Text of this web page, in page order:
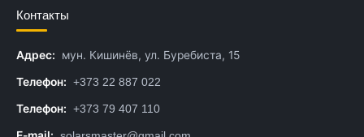
Контакты
Адрес: мун. Кишинёв, ул. Буребиста, 15
Телефон: +373 22 887 022
Телефон: +373 79 407 110